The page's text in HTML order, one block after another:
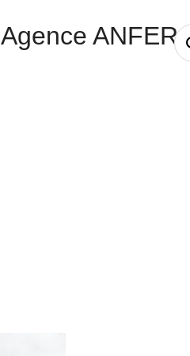
Agence